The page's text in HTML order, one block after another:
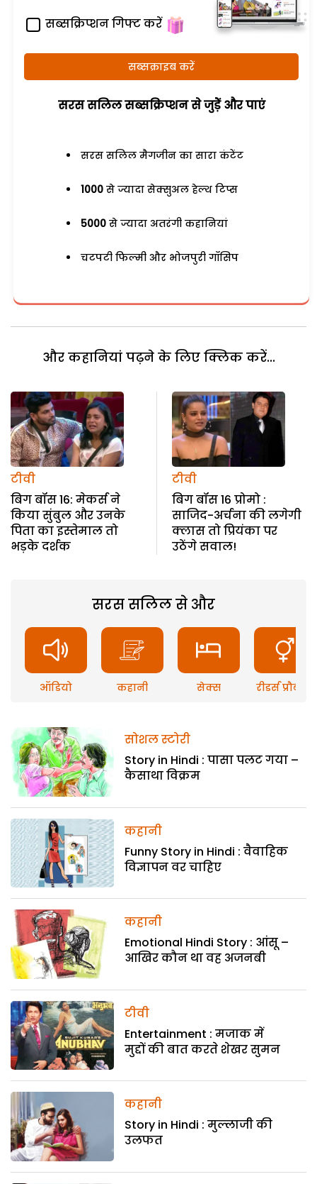
सब्सक्रिप्शन गिफ्ट करें
सब्सक्राइब करें
सरस सलिल सब्सक्रिप्शन से जुड़ेें और पाएं
सरस सलिल मैगजीन का सारा कंटेंट
1000 से ज्यादा सेक्सुअल हेल्थ टिप्स
5000 से ज्यादा अतरंगी कहानियां
चटपटी फिल्मी और भोजपुरी गॉसिप
और कहानियां पढ़ने के लिए क्लिक करें...
टीवी
बिग बॉस 16: मेकर्स ने
किया सुंबुल और उनके
पिता का इस्तेमाल तो
भड़के दर्शक
टीवी
बिग बॉस 16 प्रोमो :
साजिद-अर्चना की लगेगी
क्लास तो प्रियंका पर
उठेंगे सवाल!
सरस सलिल से और
ऑडियो कहानी सेक्स रीडर्स प्रौब्लम
सोशल स्टोरी
Story in Hindi : पासा पलट गया –
कैसाथा विक्रम
कहानी
Funny Story in Hindi : वैवाहिक
विज्ञापन वर चाहिए
कहानी
Emotional Hindi Story : आंसू –
आखिर कौन था वह अजनबी
टीवी
Entertainment : मजाक में
मुद्दों की बात करते शेखर सुमन
कहानी
Story in Hindi : मुल्लाजी की
उलफत